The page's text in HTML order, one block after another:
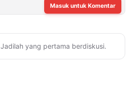
Masuk untuk Komentar
yang pertama berdiskusi.